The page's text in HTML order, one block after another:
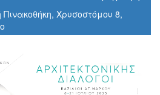
Πινακοθήκη, Χρυσοστόμου 8,